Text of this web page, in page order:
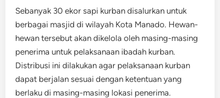
Sebanyak 30 ekor sapi kurban disalurkan untuk
berbagai masjid di wilayah Kota Manado. Hewan-
hewan tersebut akan dikelola oleh masing-masing
penerima untuk pelaksanaan ibadah kurban.
Distribusi ini dilakukan agar pelaksanaan kurban
dapat berjalan sesuai dengan ketentuan yang
berlaku di masing-masing lokasi penerima.